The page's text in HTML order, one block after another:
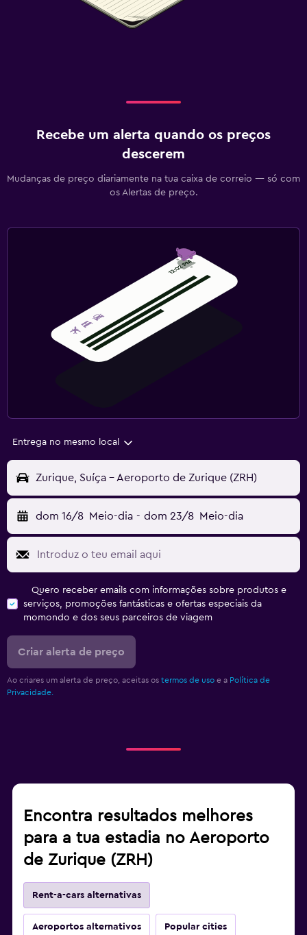
Recebe um alerta quando os preços
descerem
Mudanças de preço diariamente na tua caixa de correio — só com
os Alertas de preço.
Entrega no mesmo local
Zurique, Suíça - Aeroporto de Zurique (ZRH)
dom 16/8 Meio-dia - dom 23/8 Meio-dia
Quero receber emails com informações sobre produtos e
serviços, promoções fantásticas e ofertas especiais da
momondo e dos seus parceiros de viagem
Criar alerta de preço
Ao criares um alerta de preço, aceitas os termos de uso e a Política de
Privacidade.
Encontra resultados melhores
para a tua estadia no Aeroporto
de Zurique (ZRH)
Rent-a-cars alternativas
Aeroportos alternativos Popular cities